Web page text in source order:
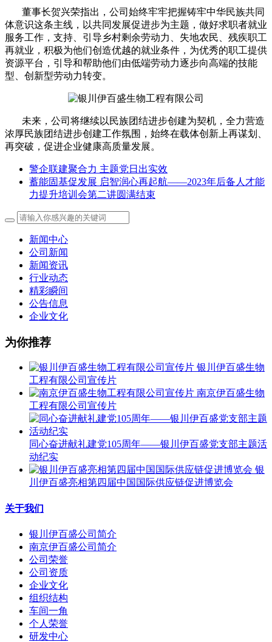
董事长贺兴荣指出，公司始终牢牢把握铸牢中华民族共同
体意识这条主线，以共同发展促进步为主题，做好求职者就业
服务工作，支持、引导乡村剩余劳动力、失地农民、残疾职工
再就业，积极为他们创造优越的就业条件，为优秀的职工提供
资源平台，引导和帮助他们由低端劳动力逐步向高端的技能
型、创新型劳动力转变。
未来，公司将继续以民族团结进步创建为契机，全力营造
浓厚民族团结进步创建工作氛围，始终在载体创新上再谋划、
再突破，促进企业健康高质量发展。
警企联建聚合力 主题党日出实效
蓄能固基促发展 启智润心再起航——2023年后备人才能
力提升培训会第二讲圆满结束
新闻中心
公司新闻
新闻资讯
行业动态
精彩瞬间
公告信息
企业文化
为你推荐
银川伊百盛生物
工程有限公司宣传片
南京伊百盛生物
工程有限公司宣传片
同心奋进献礼建党105周年——银川伊百盛党支部主题活
动纪实
银
川伊百盛亮相第四届中国国际供应链促进博览会
关于我们
银川伊百盛公司简介
南京伊百盛公司简介
公司荣誉
公司资质
企业文化
组织结构
车间一角
个人荣誉
研发中心